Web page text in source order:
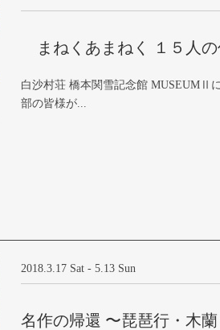
まねくあまねく １５人
白沙村荘 橋本関雪記念館 MUSEUMⅡ
部の皆様が...
2018.3.17 Sat - 5.13 Sun
名作の帰還 〜琵琶行・木